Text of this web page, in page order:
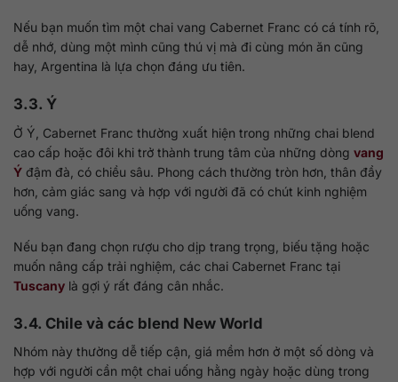
Nếu bạn muốn tìm một chai vang Cabernet Franc có cá tính rõ,
dễ nhớ, dùng một mình cũng thú vị mà đi cùng món ăn cũng
hay, Argentina là lựa chọn đáng ưu tiên.
3.3. Ý
Ở Ý, Cabernet Franc thường xuất hiện trong những chai blend
cao cấp hoặc đôi khi trở thành trung tâm của những dòng vang
Ý đậm đà, có chiều sâu. Phong cách thường tròn hơn, thân đầy
hơn, cảm giác sang và hợp với người đã có chút kinh nghiệm
uống vang.
Nếu bạn đang chọn rượu cho dịp trang trọng, biếu tặng hoặc
muốn nâng cấp trải nghiệm, các chai Cabernet Franc tại
Tuscany là gợi ý rất đáng cân nhắc.
3.4. Chile và các blend New World
Nhóm này thường dễ tiếp cận, giá mềm hơn ở một số dòng và
hợp với người cần một chai uống hằng ngày hoặc dùng trong